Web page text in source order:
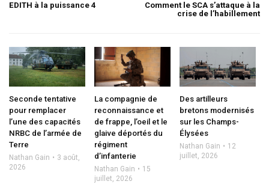
EDITH à la puissance 4
Comment le SCA s’attaque à la
crise de l’habillement
Seconde tentative
pour remplacer
l’une des capacités
NRBC de l’armée de
Terre
Nathan Gain
3 août,
2026
La compagnie de
reconnaissance et
de frappe, l’oeil et le
glaive déportés du
régiment
d’infanterie
Nathan Gain
15
juillet, 2026
Des artilleurs
bretons modernisés
sur les Champs-
Élysées
Nathan Gain
12
juillet, 2026